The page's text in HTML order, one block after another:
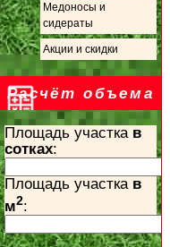
Медоносы и
сидераты
Акции и скидки
Расчёт объема
Площадь участка в
сотках:
Площадь участка в
м2: